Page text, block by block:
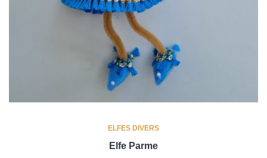
ELFES DIVERS
Elfe Parme